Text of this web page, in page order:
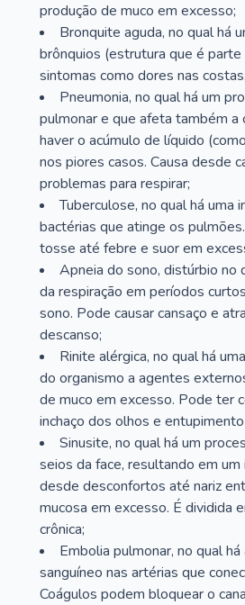
produção de muco em excesso;
Bronquite aguda, no qual há
brônquios (estrutura que é parte
sintomas como dores nas
Pneumonia, no qual há um
pulmonar e que afeta também a
haver o acúmulo de líquido
nos piores casos. Causa desde
problemas para respirar;
Tuberculose, no qual há uma
bactérias que atinge os
tosse até febre e suor em
Apneia do sono, distúrbio no
da respiração em períodos
sono. Pode causar cansaço e
descanso;
Rinite alérgica, no qual há
do organismo a agentes
de muco em excesso. Pode ter
inchaço dos olhos e
Sinusite, no qual há um
seios da face, resultando em um
desde desconfortos até nariz
mucosa em excesso. É dividida
crônica;
Embolia pulmonar, no qual
sanguíneo nas artérias que
Coágulos podem bloquear o